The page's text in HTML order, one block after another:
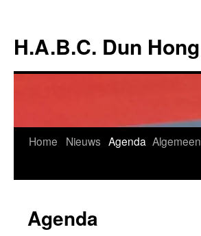
de
inhoud
H.A.B.C. Dun Hong
Home Nieuws Agenda Algemeen
Agenda